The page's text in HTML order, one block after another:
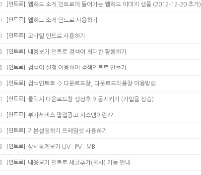
[인트로] 웹하드 소개 인트로에 들어가는 웹하드 이미지 샘플 (2012-12-20 추가)
[인트로] 웹하드 소개 인트로 사용하기
[인트로] 모바일 인트로 사용하기
[인트로] 내용보기 인트로 검색어 최대한 활용하기
[인트로] 검색어 설정 이용하여 검색인트로 만들기
[인트로] 검색인트로 -> 다운로드창, 다운로드리플창 이용방법
[인트로] 클릭시 다운로드창 생성후 이동시키기 (가입율 상승)
[인트로] 부가서비스 팝업광고 시스템이란??
[인트로] 기본설정하기 프레임셋 사용하기
[인트로] 상세통계보기 UV : PV : MB
[인트로] 내용보기 인트로 새글추가(복사) 기능 안내